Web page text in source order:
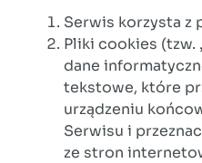
Serwis korzysta z
Pliki cookies (tzw.
dane
tekstowe, które
urządzeniu
Serwisu i
ze stron